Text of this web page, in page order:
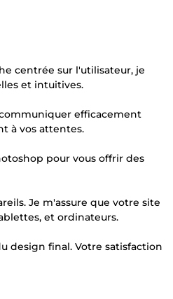
centrée sur l'utilisateur, je
et intuitives.
efficacement
à vos attentes.
pour vous offrir des
Je m'assure que votre site
et ordinateurs.
design final. Votre satisfaction